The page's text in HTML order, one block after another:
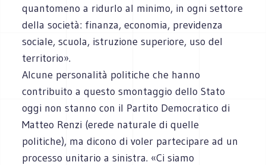
quantomeno a ridurlo al minimo, in ogni settore
della società: finanza, economia, previdenza
sociale, scuola, istruzione superiore, uso del
territorio».
Alcune personalità politiche che hanno
contribuito a questo smontaggio dello Stato
oggi non stanno con il Partito Democratico di
Matteo Renzi (erede naturale di quelle
politiche), ma dicono di voler partecipare ad un
processo unitario a sinistra. «Ci siamo